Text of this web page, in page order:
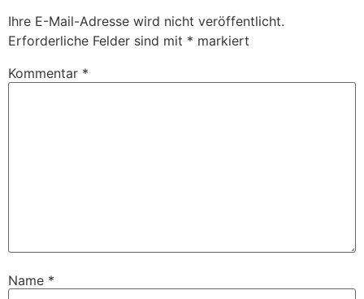
Ihre E-Mail-Adresse wird nicht veröffentlicht.
Erforderliche Felder sind mit * markiert
Kommentar *
Name *